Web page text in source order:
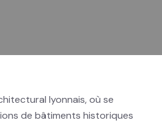
lyonnais, où se
de bâtiments historiques